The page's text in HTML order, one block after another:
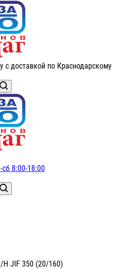
с доставкой по Краснодарскому
8:00-18:00
JIF 350 (20/160)